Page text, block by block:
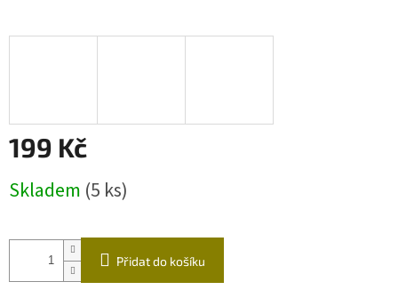
199 Kč
cena:
Skladem (5 ks)
Přidat do košíku